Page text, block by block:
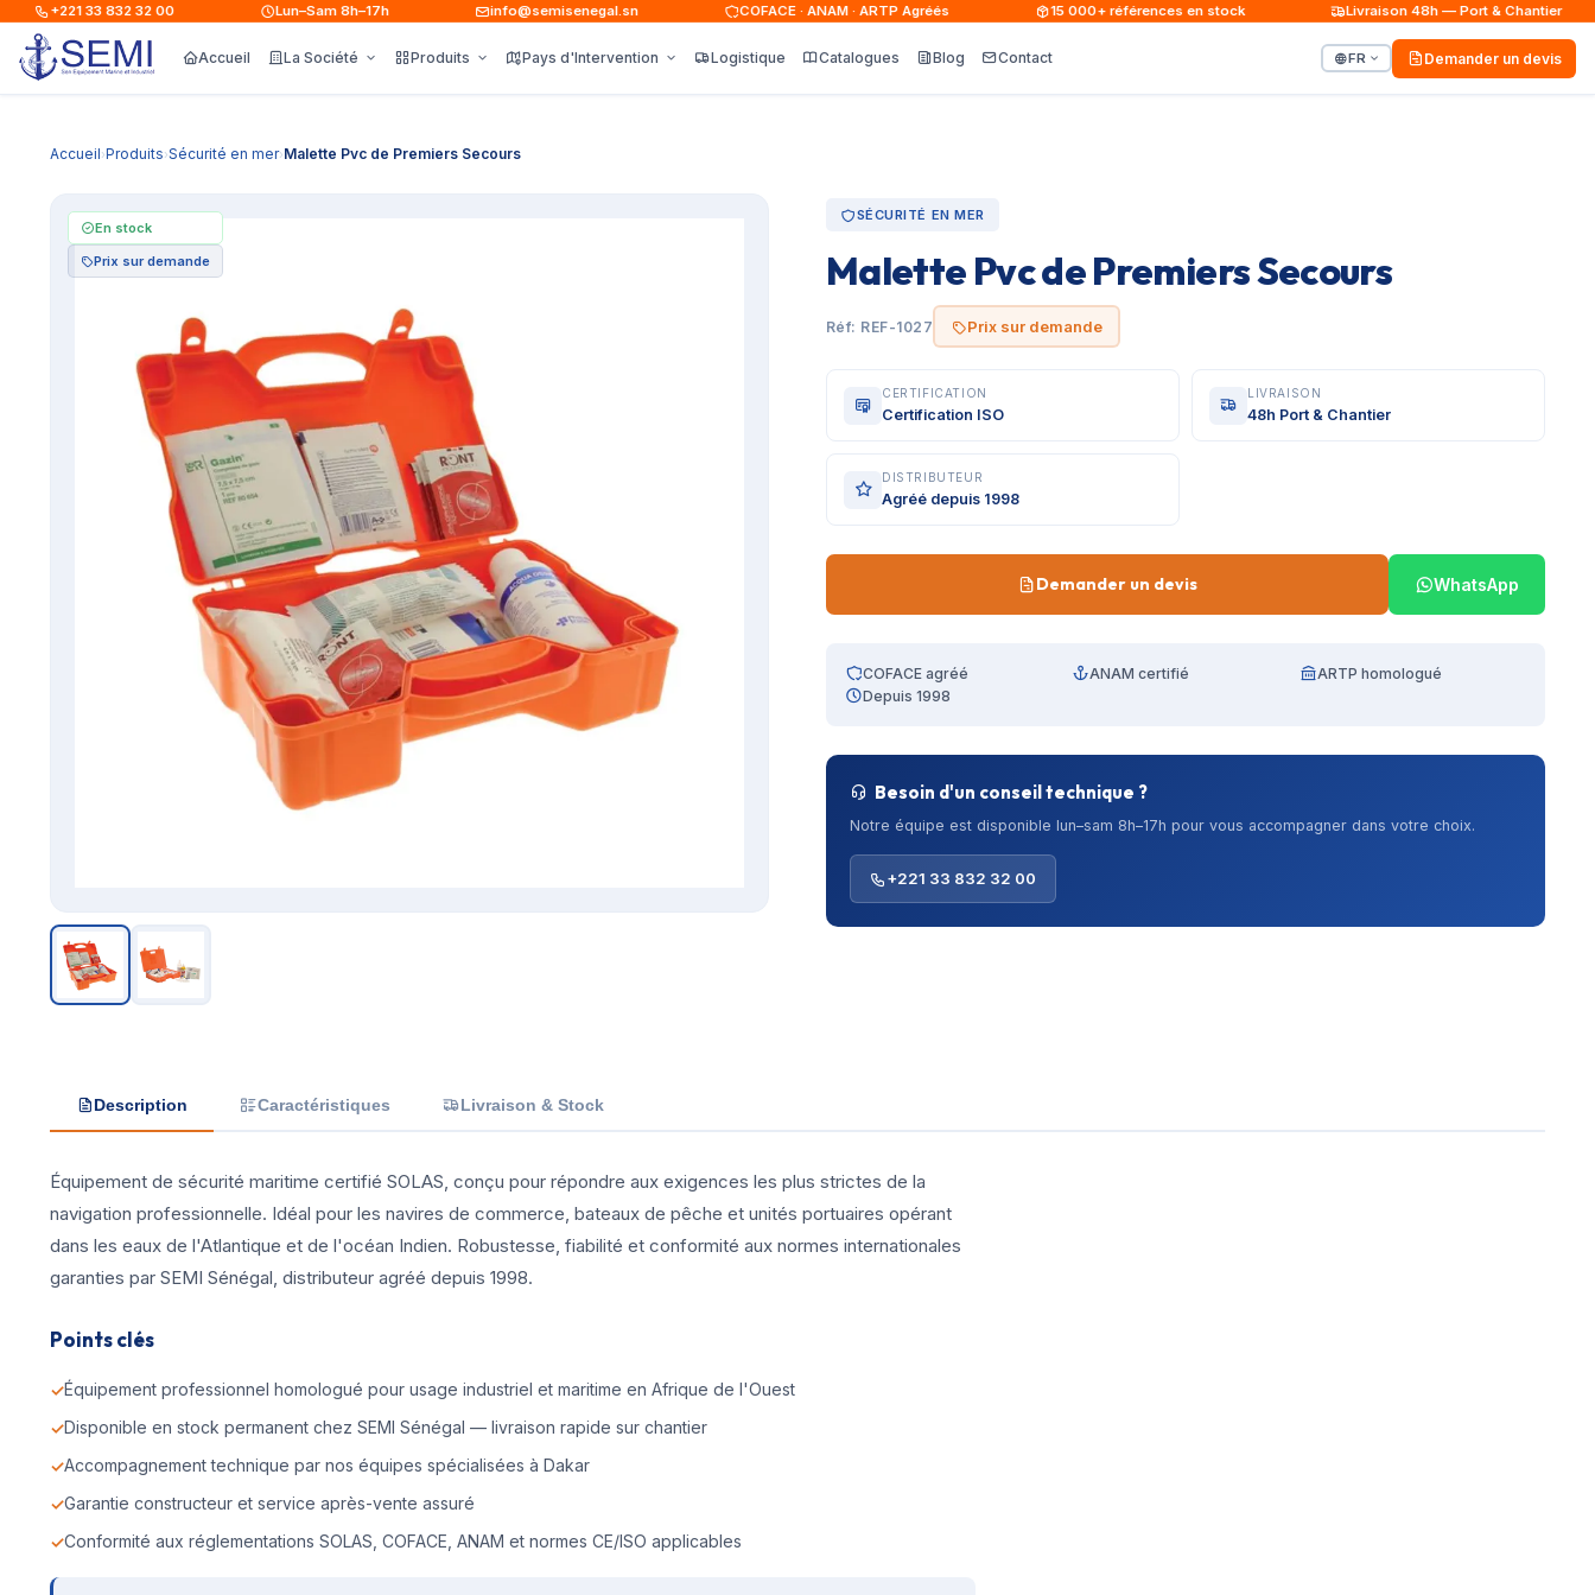
+221 33 832 32 00 Lun–Sam 8h–17h info@semisenegal.sn COFACE · ANAM · ARTP Agréés 15 000+ références en stock Livraison 48h — Port & Chantier
Accueil La Société Produits Pays d'Intervention Logistique Catalogues Blog Contact FR Demander un devis
Accueil›Produits›Sécurité en mer›Malette Pvc de Premiers Secours
En stock
Prix sur demande
SÉCURITÉ EN MER
Malette Pvc de Premiers Secours
Réf: REF-1027 Prix sur demande
CERTIFICATION
Certification ISO
LIVRAISON
48h Port & Chantier
DISTRIBUTEUR
Agréé depuis 1998
Demander un devis WhatsApp
COFACE agréé ANAM certifié
ARTP homologué
Depuis 1998
Besoin d'un conseil technique ?
Notre équipe est disponible lun–sam 8h–17h pour vous accompagner dans votre choix.
+221 33 832 32 00
Description Caractéristiques Livraison & Stock
Équipement de sécurité maritime certifié SOLAS, conçu pour répondre aux exigences les plus strictes de la
navigation professionnelle. Idéal pour les navires de commerce, bateaux de pêche et unités portuaires opérant
dans les eaux de l'Atlantique et de l'océan Indien. Robustesse, fiabilité et conformité aux normes internationales
garanties par SEMI Sénégal, distributeur agréé depuis 1998.
Points clés
Équipement professionnel homologué pour usage industriel et maritime en Afrique de l'Ouest
Disponible en stock permanent chez SEMI Sénégal — livraison rapide sur chantier
Accompagnement technique par nos équipes spécialisées à Dakar
Garantie constructeur et service après-vente assuré
Conformité aux réglementations SOLAS, COFACE, ANAM et normes CE/ISO applicables